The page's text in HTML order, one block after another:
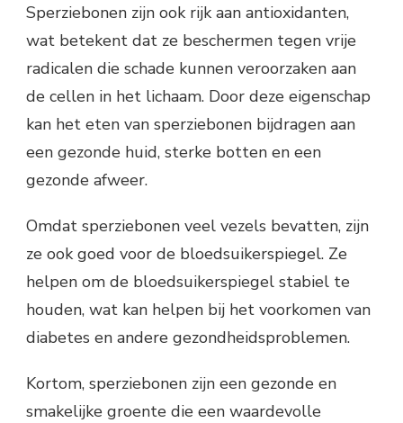
Sperziebonen zijn ook rijk aan antioxidanten,
wat betekent dat ze beschermen tegen vrije
radicalen die schade kunnen veroorzaken aan
de cellen in het lichaam. Door deze eigenschap
kan het eten van sperziebonen bijdragen aan
een gezonde huid, sterke botten en een
gezonde afweer.
Omdat sperziebonen veel vezels bevatten, zijn
ze ook goed voor de bloedsuikerspiegel. Ze
helpen om de bloedsuikerspiegel stabiel te
houden, wat kan helpen bij het voorkomen van
diabetes en andere gezondheidsproblemen.
Kortom, sperziebonen zijn een gezonde en
smakelijke groente die een waardevolle